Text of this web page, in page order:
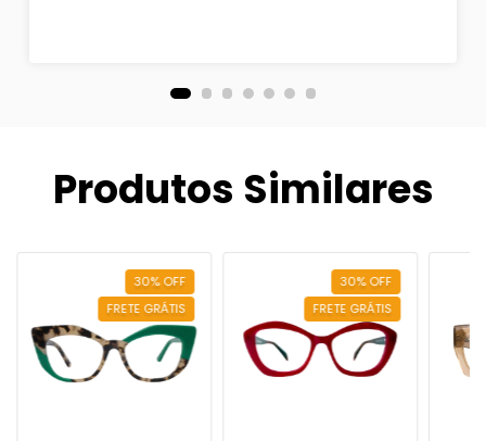
Produtos Similares
30%OFF
FRETE GRÁTIS
30%OFF
FRETE GRÁTIS